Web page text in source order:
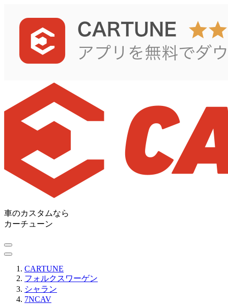
車のカスタムなら
カーチューン
CARTUNE
フォルクスワーゲン
シャラン
7NCAV